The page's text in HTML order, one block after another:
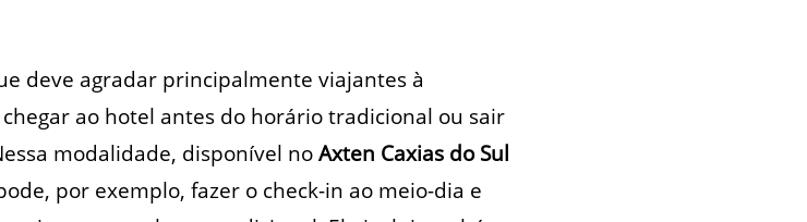
deve agradar principalmente viajantes à
ao hotel antes do horário tradicional ou sair
modalidade, disponível noAxten Caxias do Sul
por exemplo, fazer o check-in ao meio-dia e